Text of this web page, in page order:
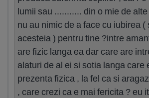
lumii sau ........... din o mie de
nu au nimic de a face cu iubirea (
acesteia ) pentru tine ?intre
are fizic langa ea dar care are
alaturi de al ei si sotia langa care
prezenta fizica , la fel ca si
, care crezi ca e mai fericita ? eu